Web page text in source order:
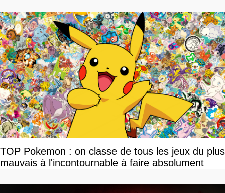
TOP Pokemon : on classe de tous les jeux du plus
mauvais à l'incontournable à faire absolument